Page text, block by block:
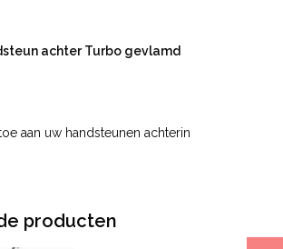
achter Turbo gevlamd
aan uw handsteunen achterin
producten